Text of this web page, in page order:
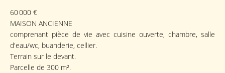
60 000 €
MAISON ANCIENNE
comprenant pièce de vie avec cuisine ouverte, chambre, salle
d'eau/wc, buanderie, cellier.
Terrain sur le devant.
Parcelle de 300 m².